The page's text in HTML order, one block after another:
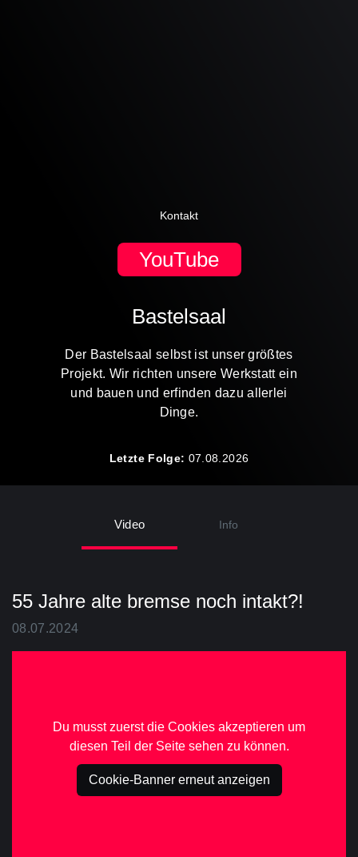
Kontakt
YouTube
Bastelsaal
Der Bastelsaal selbst ist unser größtes
Projekt. Wir richten unsere Werkstatt ein
und bauen und erfinden dazu allerlei
Dinge.
Letzte Folge: 07.08.2026
Video Info
55 Jahre alte bremse noch intakt?!
08.07.2024
Du musst zuerst die Cookies akzeptieren um
diesen Teil der Seite sehen zu können.
Cookie-Banner erneut anzeigen